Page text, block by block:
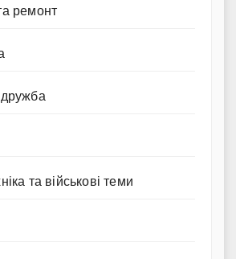
ремонт
та військові теми